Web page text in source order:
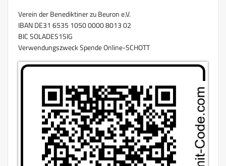
Verein der Benediktiner zu Beuron e.V.
IBAN DE31 6535 1050 0000 8013 02
BIC SOLADES1SIG
Verwendungszweck Spende Online-SCHOTT